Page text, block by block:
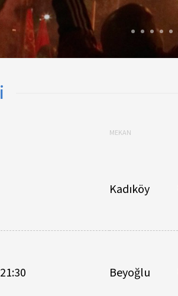
MEKAN
Kadıköy
Beyoğlu